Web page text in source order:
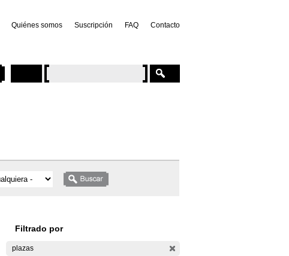
Quiénes somos Suscripción FAQ Contacto
Filtrado por
plazas